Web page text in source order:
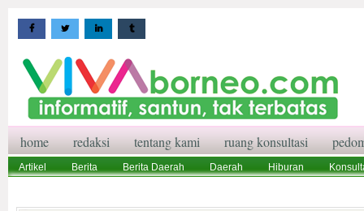
home redaksi tentang kami ruang konsultasi
Artikel Berita Berita Daerah Daerah Hiburan